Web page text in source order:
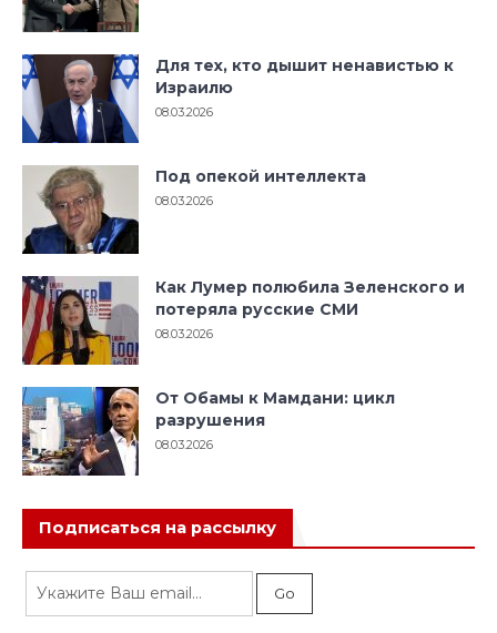
Для тех, кто дышит ненавистью к
Израилю
08.03.2026
Под опекой интеллекта
08.03.2026
Как Лумер полюбила Зеленского и
потеряла русские СМИ
08.03.2026
От Обамы к Мамдани: цикл
разрушения
08.03.2026
Подписаться на рассылку